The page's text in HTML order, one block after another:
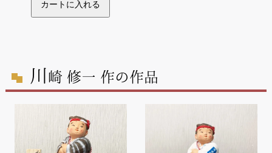
川 崎 修一 作の作品